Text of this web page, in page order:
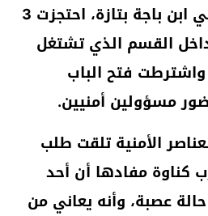
للمستشفى الإقليمي ابن باجة بتازة، احتجزت 3
القسم الذي تشتغل
فتح الباب
مسؤولين أمنيين.
الأمنية تلقت طلب
كناوة مفادها أن أحد
عصبة، وأنه يعاني من